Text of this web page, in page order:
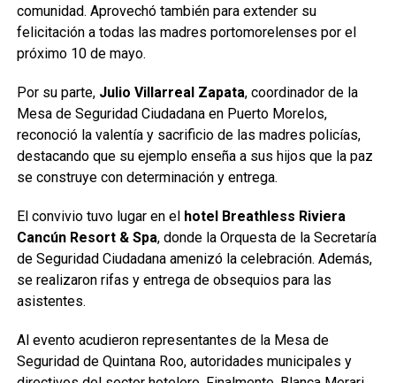
comunidad. Aprovechó también para extender su
felicitación a todas las madres portomorelenses por el
próximo 10 de mayo.
Por su parte, Julio Villarreal Zapata, coordinador de la
Mesa de Seguridad Ciudadana en Puerto Morelos,
reconoció la valentía y sacrificio de las madres policías,
destacando que su ejemplo enseña a sus hijos que la paz
se construye con determinación y entrega.
El convivio tuvo lugar en el hotel Breathless Riviera
Cancún Resort & Spa, donde la Orquesta de la Secretaría
de Seguridad Ciudadana amenizó la celebración. Además,
se realizaron rifas y entrega de obsequios para las
asistentes.
Al evento acudieron representantes de la Mesa de
Seguridad de Quintana Roo, autoridades municipales y